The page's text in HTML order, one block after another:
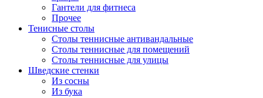
Гантели для фитнеса
Прочее
Тенисные столы
Столы теннисные антивандальные
Столы теннисные для помещений
Столы теннисные для улицы
Шведские стенки
Из сосны
Из бука